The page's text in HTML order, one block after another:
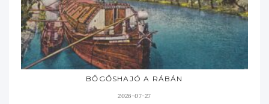
BŐGŐSHAJÓ A RÁBÁN
2026-07-27